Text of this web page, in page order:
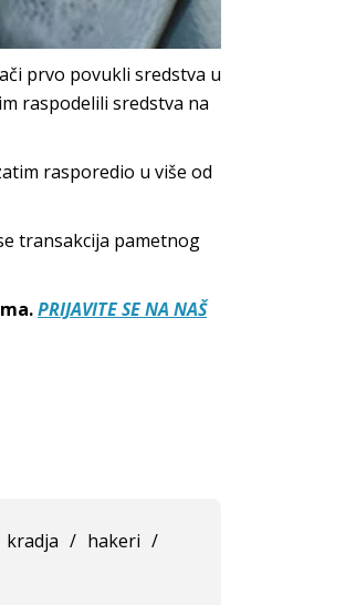
prvo povukli sredstva u
raspodelili sredstva na
rasporedio u više od
transakcija pametnog
PRIJAVITE SE NA NAŠ
kradja / hakeri /